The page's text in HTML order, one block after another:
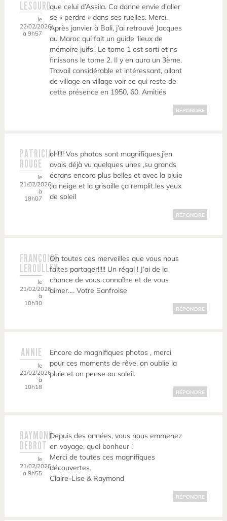
LESOURD
le
22/02/2026
à 9h57
que celui d’Assila. Ca donne envie d’aller
se « perdre » dans ses ruelles. Merci.
Après janvier à Bali, j’ai retrouvé Jacques
au Maroc qui fait un guide ‘lieux de
mémoire juifs’. Le tome 1 est sorti et ns
finissons le tome 2. Il y en aura un 3ème.
Travail considérable et intéressant, allant
de village en village voir ce qui reste de
cette présence en 1950, 60. Amitiés
RÉPONDRE
PATRICIA
ROUGE
le
21/02/2026
à
18h07
oh!!!! Vos photos sont magnifiques,j’en
avais déjà vu quelques unes ,su grands
écrans encore plus belles et avec la pluie
,la neige et la grisaille ça remplit les yeux
de soleil
RÉPONDRE
FRANÇOISE
LEROULLEY
le
21/02/2026
à
10h30
Oh toutes ces merveilles que vous nous
faites partager!!!!! Un régal ! J’ai de la
chance de vous connaître et de vous
aimer…. Votre Sanfroise
RÉPONDRE
ANNIE
le
21/02/2026
à
10h18
Encore de magnifiques photos , merci
pour ces moments de rêve, on oublie la
pluie et on pense au soleil.
RÉPONDRE
RAYMOND
DEBROT
le
21/02/2026
à 9h55
Depuis des années, vous nous emmenez
en voyage, quel bonheur !
Merci de toutes ces magnifiques
découvertes.
Claire-Lise & Raymond
RÉPONDRE